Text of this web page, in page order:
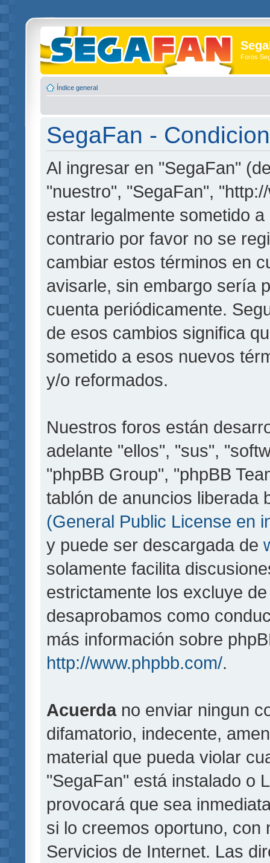
Foros
Índice general
SegaFan -
Al ingresar en "SegaFan"
"nuestro", "SegaFan",
estar legalmente sometido
contrario por favor no se
cambiar estos términos en
avisarle, sin embargo sería
cuenta periódicamente.
de esos cambios significa
sometido a esos nuevos
y/o reformados.
Nuestros foros están
adelante "ellos", "sus",
"phpBB Group", "phpBB
tablón de anuncios liberada
(General Public License en
y puede ser descargada de
solamente facilita
estrictamente los excluye
desaprobamos como
más información sobre
http://www.phpbb.com/.
Acuerdano enviar ningun
difamatorio, indecente,
material que pueda violar
"SegaFan" está instalado o
provocará que sea
si lo creemos oportuno, con
Servicios de Internet. Las